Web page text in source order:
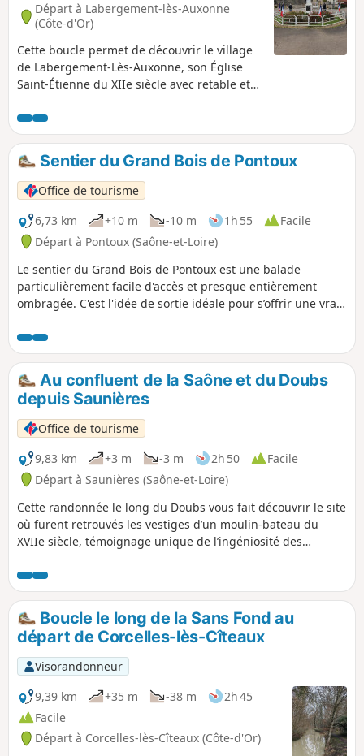
Départ à Labergement-lès-Auxonne
(Côte-d'Or)
Cette boucle permet de découvrir le village
de Labergement-Lès-Auxonne, son Église
Saint-Étienne du XIIe siècle avec retable et
de Saône avec la Voie Bleue et les cultures
maraîchères.
Sentier du Grand Bois de Pontoux
Office de tourisme
6,73 km
+10 m -10 m 1h 55
Facile
Départ à Pontoux (Saône-et-Loire)
Le sentier du Grand Bois de Pontoux est une balade
particulièrement facile d'accès et presque entièrement
ombragée. C'est l'idée de sortie idéale pour s’offrir une vraie
d’un magnifique ensemble d’étangs préservés. Une
escapade ressourçante à ne pas manquer !
Au confluent de la Saône et du Doubs
depuis Saunières
Office de tourisme
9,83 km
+3 m -3 m 2h 50
Facile
Départ à Saunières (Saône-et-Loire)
Cette randonnée le long du Doubs vous fait découvrir le site
où furent retrouvés les vestiges d’un moulin-bateau du
XVIIe siècle, témoignage unique de l’ingéniosité des
du Château, un espace naturel sensible préservé riche en
faune et en oiseaux.
Boucle le long de la Sans Fond au
départ de Corcelles-lès-Cîteaux
Visorandonneur
9,39 km
+35 m -38 m
2h 45
Facile
Départ à Corcelles-lès-Cîteaux (Côte-d'Or)